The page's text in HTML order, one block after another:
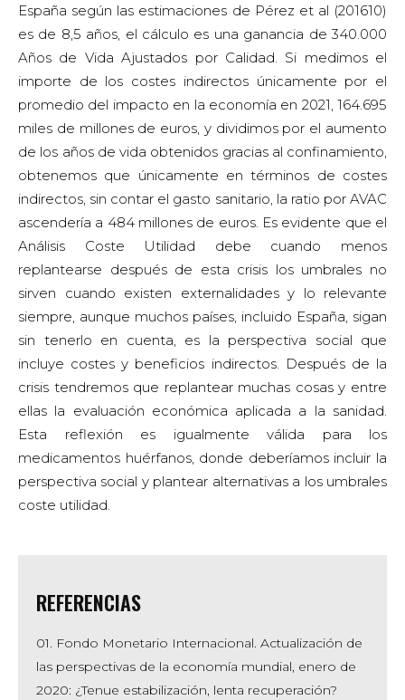
España según las estimaciones de Pérez et al (201610)
es de 8,5 años, el cálculo es una ganancia de 340.000
Años de Vida Ajustados por Calidad. Si medimos el
importe de los costes indirectos únicamente por el
promedio del impacto en la economía en 2021, 164.695
miles de millones de euros, y dividimos por el aumento
de los años de vida obtenidos gracias al confinamiento,
obtenemos que únicamente en términos de costes
indirectos, sin contar el gasto sanitario, la ratio por AVAC
ascendería a 484 millones de euros. Es evidente que el
Análisis Coste Utilidad debe cuando menos
replantearse después de esta crisis los umbrales no
sirven cuando existen externalidades y lo relevante
siempre, aunque muchos países, incluido España, sigan
sin tenerlo en cuenta, es la perspectiva social que
incluye costes y beneficios indirectos. Después de la
crisis tendremos que replantear muchas cosas y entre
ellas la evaluación económica aplicada a la sanidad.
Esta reflexión es igualmente válida para los
medicamentos huérfanos, donde deberíamos incluir la
perspectiva social y plantear alternativas a los umbrales
coste utilidad.
REFERENCIAS
01. Fondo Monetario Internacional. Actualización de
las perspectivas de la economía mundial, enero de
2020: ¿Tenue estabilización, lenta recuperación?